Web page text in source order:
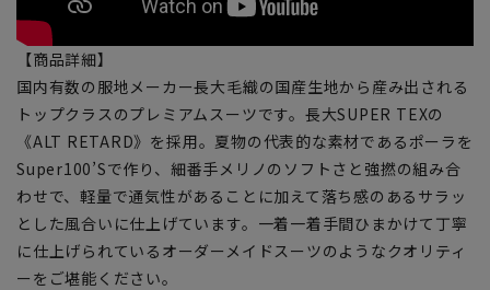
【商品詳細】
国内有数の服地メーカー長大毛織の国産生地から産み出される
トップクラスのプレミアムスーツです。長大SUPER TEXの
《ALT RETARD》を採用。夏物の代表的な素材であるポーラを
Super100’Sで作り、細番手メリノのソフトさと強撚の組み合
わせで、軽量で通気性があることに加えて落ち感のあるサラッ
とした風合いに仕上げています。一着一着手間ひまかけて丁寧
に仕上げられているオーダーメイドスーツのようなクオリティ
ーをご堪能ください。